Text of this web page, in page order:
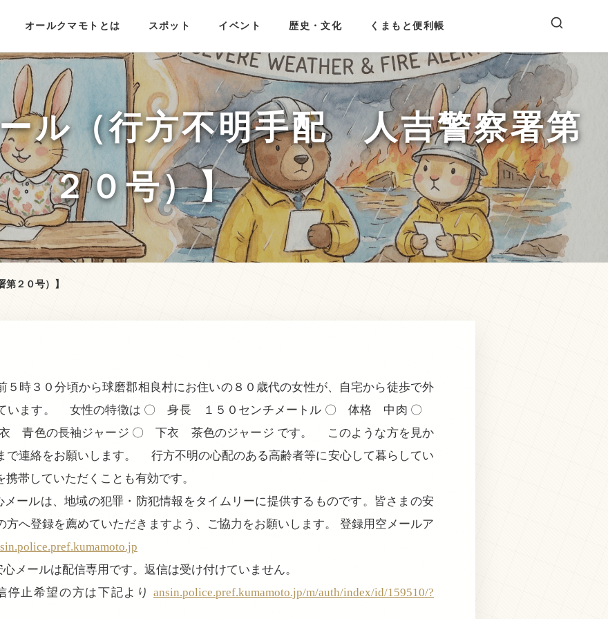
オールクマモトとは スポット イベント 歴史・文化 くまもと便利帳
ール（行方不明手配 人吉警察署第
２０号）】
２０号）】
時３０分頃から球磨郡相良村にお住いの８０歳代の女性が、自宅から徒歩で外
ています。 女性の特徴は 〇 身長 １５０センチメートル 〇 体格 中肉 〇
青色の長袖ジャージ 〇 下衣 茶色のジャージ です。 このような方を見か
で連絡をお願いします。 行方不明の心配のある高齢者等に安心して暮らしてい
帯していただくことも有効です。
ルは、地域の犯罪・防犯情報をタイムリーに提供するものです。皆さまの安
方へ登録を薦めていただきますよう、ご協力をお願いします。 登録用空メールア
ルは配信専用です。返信は受け付けていません。
停止希望の方は下記より ansin.police.pref.kumamoto.jp/m/auth/index/id/159510/?